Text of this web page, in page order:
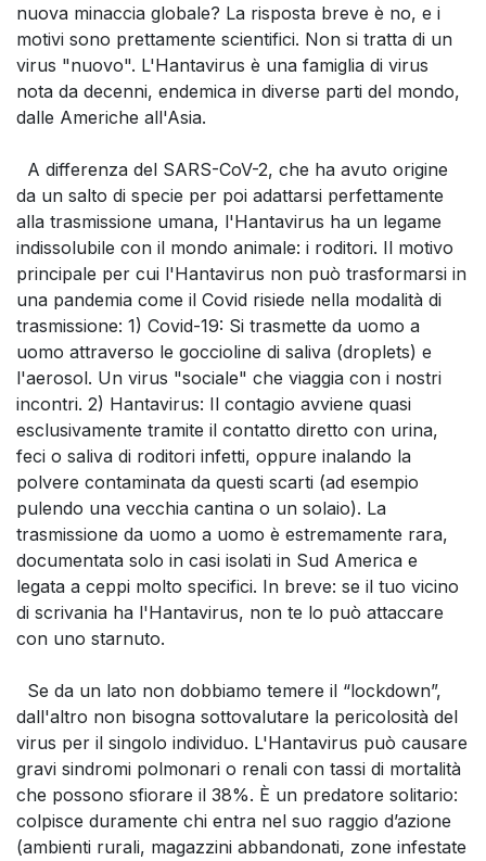
nuova minaccia globale? La risposta breve è no, e i
motivi sono prettamente scientifici. Non si tratta di un
virus "nuovo". L'Hantavirus è una famiglia di virus
nota da decenni, endemica in diverse parti del mondo,
dalle Americhe all'Asia.
A differenza del SARS-CoV-2, che ha avuto origine
da un salto di specie per poi adattarsi perfettamente
alla trasmissione umana, l'Hantavirus ha un legame
indissolubile con il mondo animale: i roditori. Il motivo
principale per cui l'Hantavirus non può trasformarsi in
una pandemia come il Covid risiede nella modalità di
trasmissione: 1) Covid-19: Si trasmette da uomo a
uomo attraverso le goccioline di saliva (droplets) e
l'aerosol. Un virus "sociale" che viaggia con i nostri
incontri. 2) Hantavirus: Il contagio avviene quasi
esclusivamente tramite il contatto diretto con urina,
feci o saliva di roditori infetti, oppure inalando la
polvere contaminata da questi scarti (ad esempio
pulendo una vecchia cantina o un solaio). La
trasmissione da uomo a uomo è estremamente rara,
documentata solo in casi isolati in Sud America e
legata a ceppi molto specifici. In breve: se il tuo vicino
di scrivania ha l'Hantavirus, non te lo può attaccare
con uno starnuto.
Se da un lato non dobbiamo temere il “lockdown”,
dall'altro non bisogna sottovalutare la pericolosità del
virus per il singolo individuo. L'Hantavirus può causare
gravi sindromi polmonari o renali con tassi di mortalità
che possono sfiorare il 38%. È un predatore solitario:
colpisce duramente chi entra nel suo raggio d’azione
(ambienti rurali, magazzini abbandonati, zone infestate